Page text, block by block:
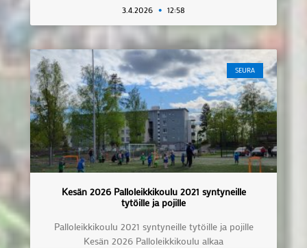
3.4.2026 12:58
SEURA
Kesän 2026 Palloleikkikoulu 2021 syntyneille
tytöille ja pojille
Palloleikkikoulu 2021 syntyneille tytöille ja pojille
Kesän 2026 Palloleikkikoulu alkaa